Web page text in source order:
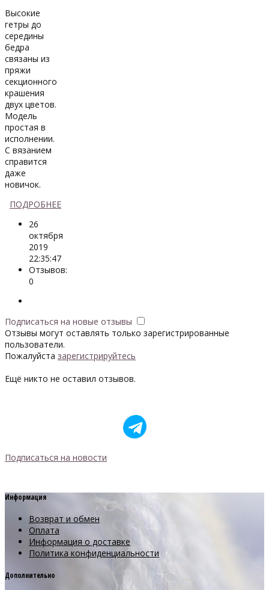
Высокие
гетры до
середины
бедра
связаны из
пряжи
секционного
крашения
двух цветов.
Модель
простая в
исполнении.
С вязанием
справится
даже
новичок.
ПОДРОБНЕЕ
26
октября
2019
22:35:47
Отзывов:
0
Подписаться на новые отзывы
Отзывы могут оставлять только зарегистрированные
пользователи.
Пожалуйста зарегистрируйтесь
Ещё никто не оставил отзывов.
Подписаться на новости
Информация
Возврат и обмен
Оплата
Информация о доставке
Политика конфиденциальности
Дополнительно